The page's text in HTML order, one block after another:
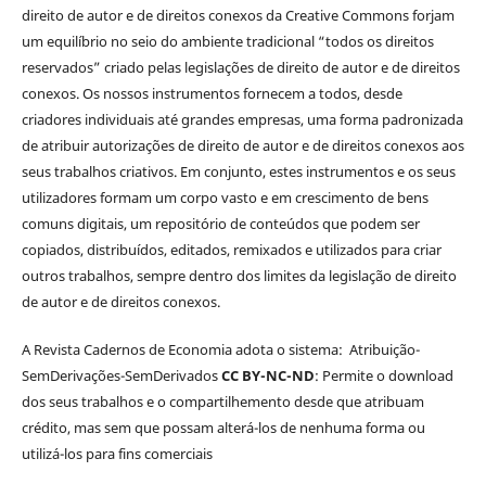
direito de autor e de direitos conexos da Creative Commons forjam
um equilíbrio no seio do ambiente tradicional “todos os direitos
reservados” criado pelas legislações de direito de autor e de direitos
conexos. Os nossos instrumentos fornecem a todos, desde
criadores individuais até grandes empresas, uma forma padronizada
de atribuir autorizações de direito de autor e de direitos conexos aos
seus trabalhos criativos. Em conjunto, estes instrumentos e os seus
utilizadores formam um corpo vasto e em crescimento de bens
comuns digitais, um repositório de conteúdos que podem ser
copiados, distribuídos, editados, remixados e utilizados para criar
outros trabalhos, sempre dentro dos limites da legislação de direito
de autor e de direitos conexos.
A Revista Cadernos de Economia adota o sistema: Atribuição-
SemDerivações-SemDerivadosCC BY-NC-ND: Permite o download
dos seus trabalhos e o compartilhemento desde que atribuam
crédito, mas sem que possam alterá-los de nenhuma forma ou
utilizá-los para fins comerciais